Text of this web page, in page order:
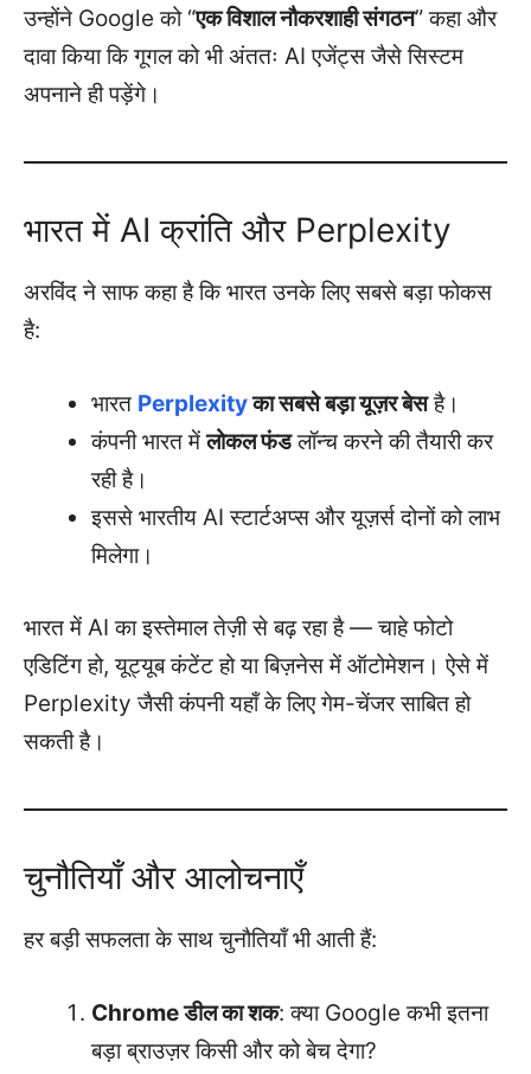
उन्होंने Google को “एक विशाल नौकरशाही संगठन” कहा और
दावा किया कि गूगल को भी अंततः AI एजेंट्स जैसे सिस्टम
अपनाने ही पड़ेंगे।
भारत में AI क्रांति और Perplexity
अरविंद ने साफ कहा है कि भारत उनके लिए सबसे बड़ा फोकस
है:
भारत Perplexityका सबसे बड़ा यूज़र बेसहै।
कंपनी भारत मेंलोकल फंडलॉन्च करने की तैयारी कर
रही है।
इससे भारतीय AI स्टार्टअप्स और यूज़र्स दोनों को लाभ
मिलेगा।
भारत में AI का इस्तेमाल तेज़ी से बढ़ रहा है — चाहे फोटो
एडिटिंग हो, यूट्यूब कंटेंट हो या बिज़नेस में ऑटोमेशन। ऐसे में
Perplexity जैसी कंपनी यहाँ के लिए गेम-चेंजर साबित हो
सकती है।
चुनौतियाँ और आलोचनाएँ
हर बड़ी सफलता के साथ चुनौतियाँ भी आती हैं:
Chrome डील का शक: क्या Google कभी इतना
बड़ा ब्राउज़र किसी और को बेच देगा?